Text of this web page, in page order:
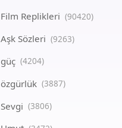
Film Replikleri (90420)
Aşk Sözleri (9263)
güç (4204)
özgürlük (3887)
Sevgi (3806)